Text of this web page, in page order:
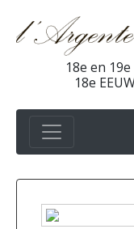
18e en 19e
18e